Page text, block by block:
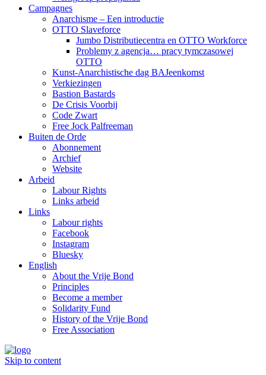
Campagnes
Anarchisme – Een introductie
OTTO Slaveforce
Jumbo Distributiecentra en OTTO Workforce
Problemy z agencja… pracy tymczasowej
OTTO
Kunst-Anarchistische dag BAJeenkomst
Verkiezingen
Bastion Bastards
De Crisis Voorbij
Code Zwart
Free Jock Palfreeman
Buiten de Orde
Abonnement
Archief
Website
Arbeid
Labour Rights
Links arbeid
Links
Labour rights
Facebook
Instagram
Bluesky
English
About the Vrije Bond
Principles
Become a member
Solidarity Fund
History of the Vrije Bond
Free Association
Skip to content